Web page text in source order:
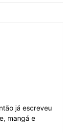
já escreveu
mangá e